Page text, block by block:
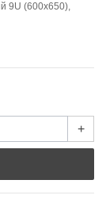
9U (600х650),
+